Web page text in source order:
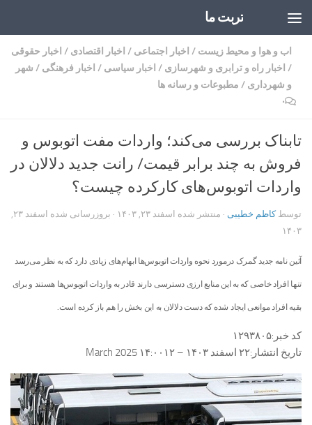
تربت ما
اب و هوا و محیط زیست / اخبار اجتماعی / اخبار اقتصادی / اخبار حقوقی
/ اخبار راه و ترابری و شهرسازی / اخبار سیاسی / اخبار فرهنگی / شهر
و شهرداری / مطبوعات و رسانه ها
۰
تابناک بررسی می‌کند؛ واردات مفت اتوبوس و
فروش به چند برابر قیمت/ رانت جدید دلالان در
واردات اتوبوس‌های کارکرده چیست؟
توسطکاظم خطیبی · منتشر شده اسفند ۲۳, ۱۴۰۳ · بروزرسانی شده
اسفند ۲۳,
۱۴۰۳
آئین نامه جدید گمرک درمورد نحوه واردات اتوبوس‌ها ابهام‌های زیادی دارد که به نظر می‌رسد
تنها افراد خاصی که به این منابع ارزی دسترسی دارند قادر به واردات اتوبوس‌ها هستند و برای
بقیه افراد موانعی ایجاد شده که دست دلالان به این بخش را هم باز کرده است.
کد خبر:۱۲۹۳۸۰۵
تاریخ انتشار:۲۲ اسفند ۱۴۰۳ – ۱۴:۰۰ ۱۲ March 2025